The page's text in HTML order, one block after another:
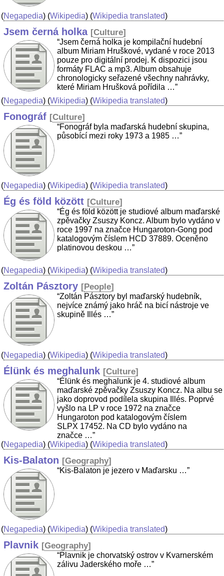
(Negapedia) (Wikipedia) (Wikipedia translated)
Jsem černá holka [Culture]
“Jsem černá holka je kompilační hudební
album Miriam Hruškové, vydané v roce 2013
pouze pro digitální prodej. K dispozici jsou
formáty FLAC a mp3. Album obsahuje
chronologicky seřazené všechny nahrávky,
které Miriam Hrušková pořídila …”
(Negapedia) (Wikipedia) (Wikipedia translated)
Fonográf [Culture]
“Fonográf byla maďarská hudební skupina,
působící mezi roky 1973 a 1985 …”
(Negapedia) (Wikipedia) (Wikipedia translated)
Ég és föld között [Culture]
“Ég és föld között je studiové album maďarské
zpěvačky Zsuszy Koncz. Album bylo vydáno v
roce 1997 na značce Hungaroton-Gong pod
katalogovým číslem HCD 37889. Oceněno
platinovou deskou …”
(Negapedia) (Wikipedia) (Wikipedia translated)
Zoltán Pásztory [People]
“Zoltán Pásztory byl maďarský hudebník,
nejvíce známý jako hráč na bicí nástroje ve
skupině Illés …”
(Negapedia) (Wikipedia) (Wikipedia translated)
Élünk és meghalunk [Culture]
“Élünk és meghalunk je 4. studiové album
maďarské zpěvačky Zsuszy Koncz. Na albu se
jako doprovod podílela skupina Illés. Poprvé
vyšlo na LP v roce 1972 na značce
Hungaroton pod katalogovým číslem
SLPX 17452. Na CD bylo vydáno na
značce …”
(Negapedia) (Wikipedia) (Wikipedia translated)
Kis-Balaton [Geography]
“Kis-Balaton je jezero v Maďarsku …”
(Negapedia) (Wikipedia) (Wikipedia translated)
Plavnik [Geography]
“Plavnik je chorvatský ostrov v Kvarnerském
zálivu Jaderského moře …”